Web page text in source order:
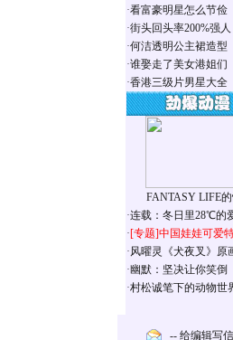
·看富豪明星怎么节俭
·街头回头率200%强人
·何洁透明公主裙造型
·谁娶走了美女港姐们
·香港三级片男星大全
FANTASY LIFE
·连载：冬日里28℃的
·[专题]中国娃娃可爱
·风曜灵《犬夜叉》原
·幽默：坚决让你笑倒
·村松诚笔下的动物世
-- 给编辑写信